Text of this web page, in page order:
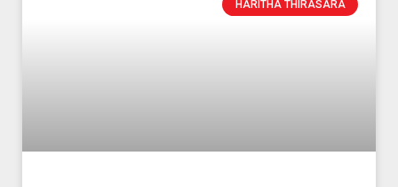
HARITHA THIRASARA